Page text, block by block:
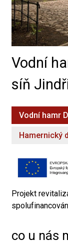
Vodní
síň
Vodní hamr
Hamernický
Projekt
co u nás